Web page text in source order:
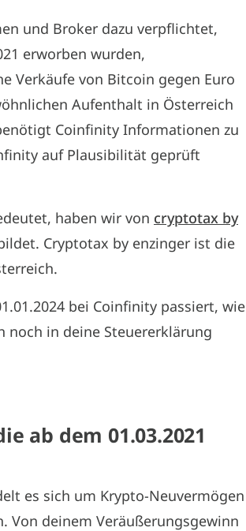
und Broker dazu verpflichtet,
erworben wurden,
Verkäufe von Bitcoin gegen Euro
Aufenthalt in Österreich
Coinfinity Informationen zu
auf Plausibilität geprüft
haben wir von cryptotax by
Cryptotax by enzinger ist die
bei Coinfinity passiert, wie
noch in deine Steuererklärung
ab dem 01.03.2021
es sich um Krypto-Neuvermögen
Von deinem Veräußerungsgewinn